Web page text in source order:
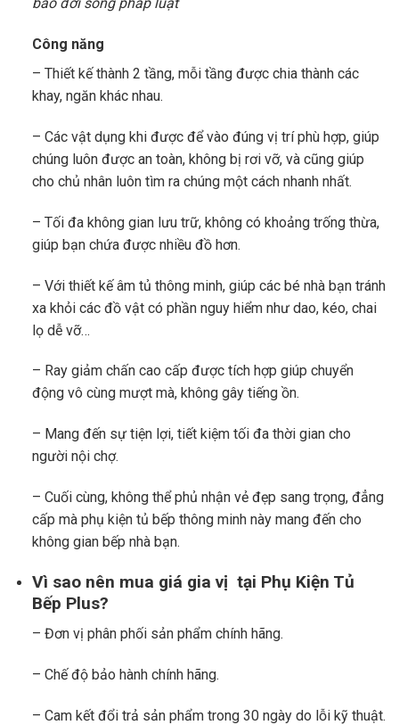
báo đời sống pháp luật
Công năng
– Thiết kế thành 2 tầng, mỗi tầng được chia thành các
khay, ngăn khác nhau.
– Các vật dụng khi được để vào đúng vị trí phù hợp, giúp
chúng luôn được an toàn, không bị rơi vỡ, và cũng giúp
cho chủ nhân luôn tìm ra chúng một cách nhanh nhất.
– Tối đa không gian lưu trữ, không có khoảng trống thừa,
giúp bạn chứa được nhiều đồ hơn.
– Với thiết kế âm tủ thông minh, giúp các bé nhà bạn tránh
xa khỏi các đồ vật có phần nguy hiểm như dao, kéo, chai
lọ dễ vỡ…
– Ray giảm chấn cao cấp được tích hợp giúp chuyển
động vô cùng mượt mà, không gây tiếng ồn.
– Mang đến sự tiện lợi, tiết kiệm tối đa thời gian cho
người nội chợ.
– Cuối cùng, không thể phủ nhận vẻ đẹp sang trọng, đẳng
cấp mà phụ kiện tủ bếp thông minh này mang đến cho
không gian bếp nhà bạn.
Vì sao nên mua giá gia vị tại Phụ Kiện Tủ
Bếp Plus?
– Đơn vị phân phối sản phẩm chính hãng.
– Chế độ bảo hành chính hãng.
– Cam kết đổi trả sản phẩm trong 30 ngày do lỗi kỹ thuật.